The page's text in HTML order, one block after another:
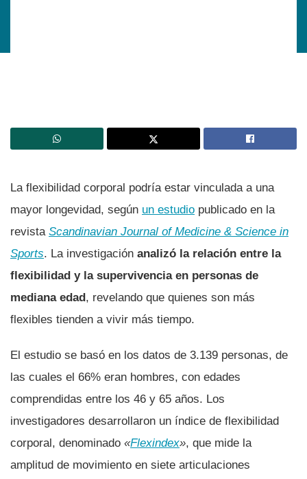
La flexibilidad corporal podría estar vinculada a una
mayor longevidad, según un estudio publicado en la
revista Scandinavian Journal of Medicine & Science in
Sports. La investigación analizó la relación entre la
flexibilidad y la supervivencia en personas de
mediana edad, revelando que quienes son más
flexibles tienden a vivir más tiempo.
El estudio se basó en los datos de 3.139 personas, de
las cuales el 66% eran hombres, con edades
comprendidas entre los 46 y 65 años. Los
investigadores desarrollaron un índice de flexibilidad
corporal, denominado «Flexindex», que mide la
amplitud de movimiento en siete articulaciones